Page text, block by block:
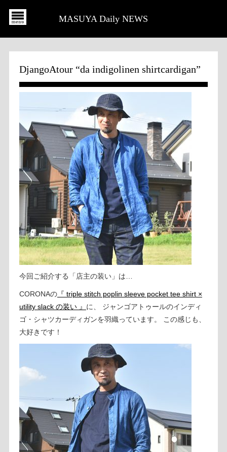
MASUYA Daily NEWS
DjangoAtour “da indigolinen shirtcardigan”
今回ご紹介する「店主の装い」は…
CORONAの『 triple stitch poplin sleeve pocket tee shirt ×
utility slack の装い 』 に、 ジャンゴアトゥールのインディ
ゴ・シャツカーディガンを羽織っています。 この感じも、
大好きです！